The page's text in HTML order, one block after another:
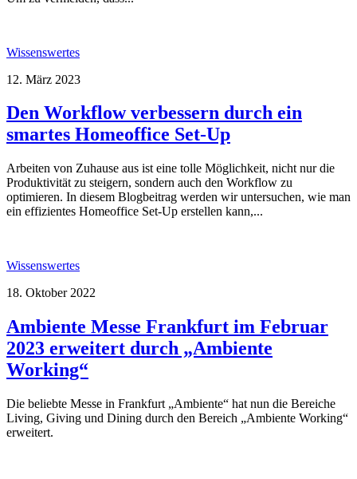
Wissenswertes
12. März 2023
Den Workflow verbessern durch ein
smartes Homeoffice Set-Up
Arbeiten von Zuhause aus ist eine tolle Möglichkeit, nicht nur die
Produktivität zu steigern, sondern auch den Workflow zu
optimieren. In diesem Blogbeitrag werden wir untersuchen, wie man
ein effizientes Homeoffice Set-Up erstellen kann,...
Wissenswertes
18. Oktober 2022
Ambiente Messe Frankfurt im Februar
2023 erweitert durch „Ambiente
Working“
Die beliebte Messe in Frankfurt „Ambiente“ hat nun die Bereiche
Living, Giving und Dining durch den Bereich „Ambiente Working“
erweitert.